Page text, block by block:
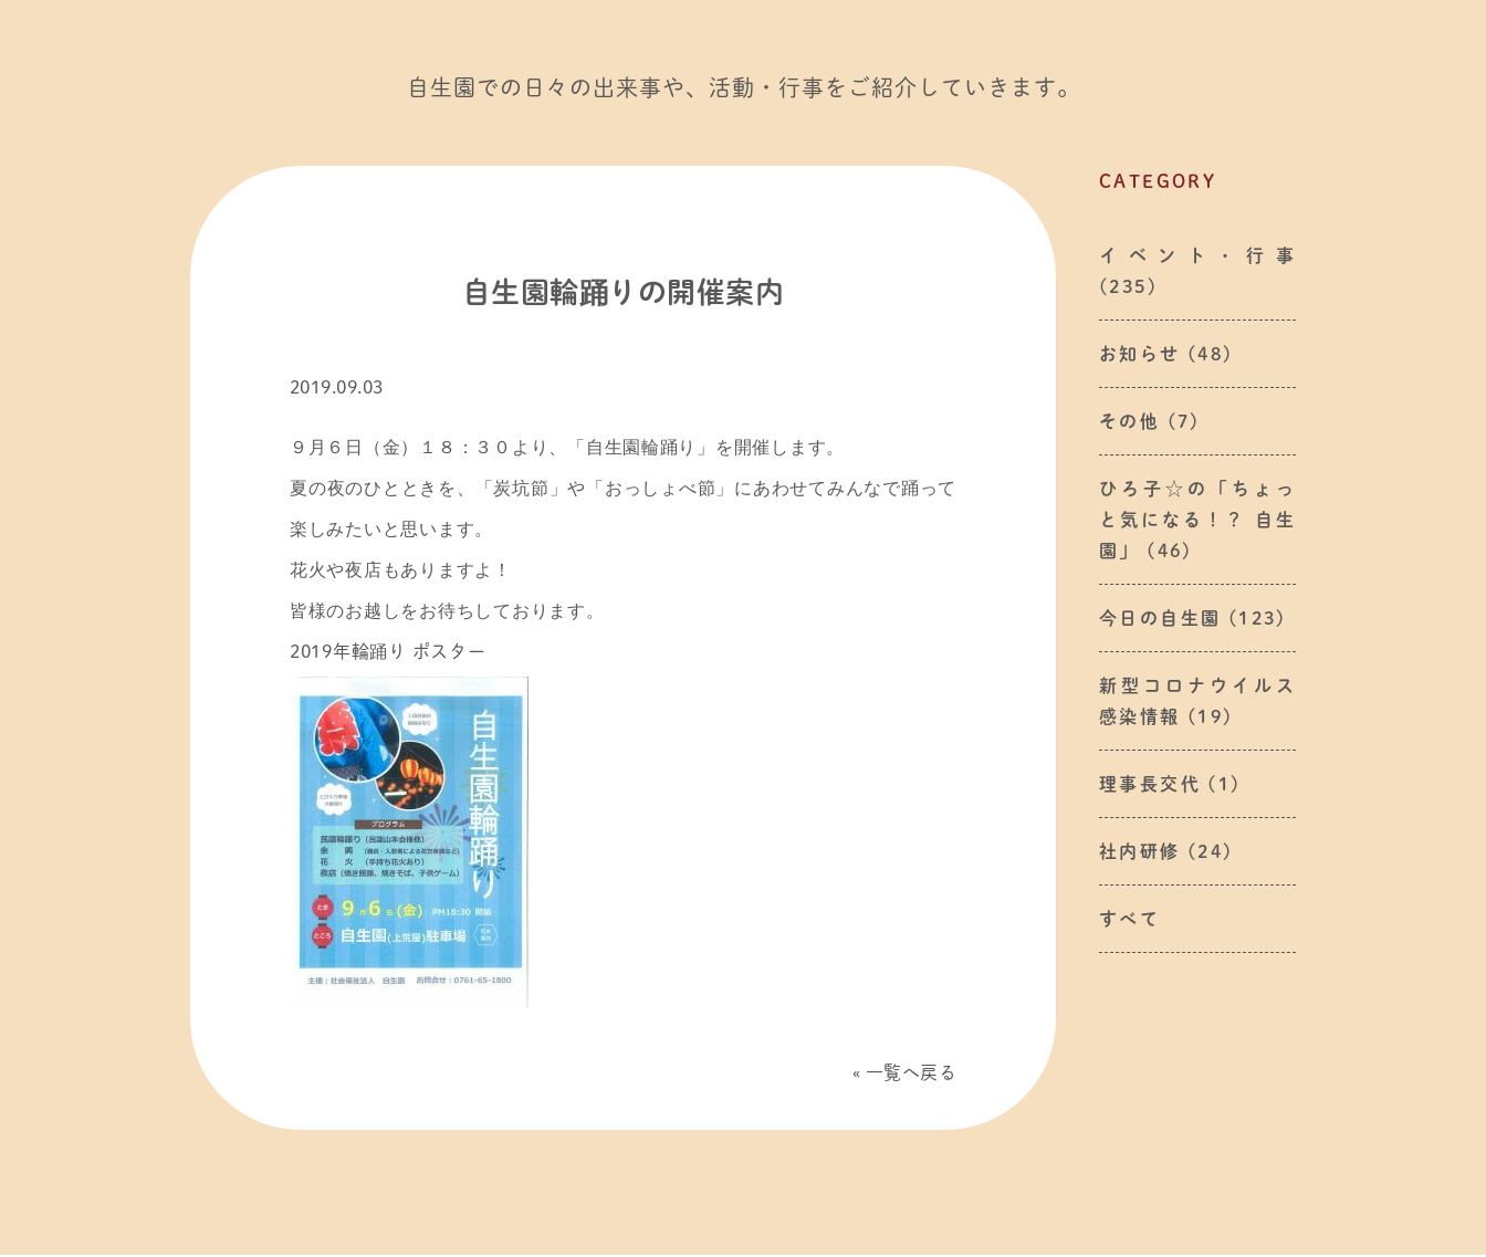
自生園での日々の出来事や、活動・行事をご紹介していきます。
CATEGORY
イベント・行事
(235)
お知らせ (48)
その他 (7)
ひろ子☆の「ちょっ
と気になる！？ 自生
園」
(46)
今日の自生園 (123)
新型コロナウイルス
感染情報
(19)
理事長交代 (1)
社内研修 (24)
すべて
自生園輪踊りの開催案内
2019.09.03
９月６日（金）１８：３０より、「自生園輪踊り」を開催します。
夏の夜のひとときを、「炭坑節」や「おっしょべ節」にあわせてみんなで踊って
楽しみたいと思います。
花火や夜店もありますよ！
皆様のお越しをお待ちしております。
2019年輪踊り ポスター
一覧へ戻る